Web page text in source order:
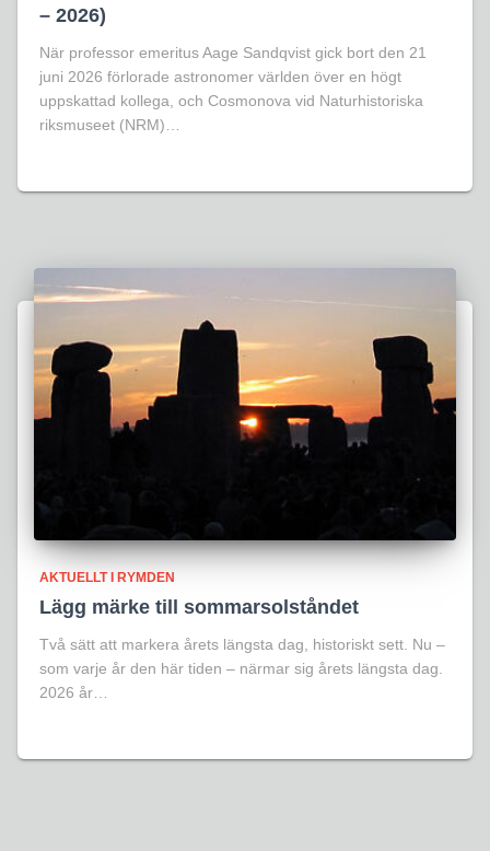
– 2026)
När professor emeritus Aage Sandqvist gick bort den 21
juni 2026 förlorade astronomer världen över en högt
uppskattad kollega, och Cosmonova vid Naturhistoriska
riksmuseet (NRM)…
AKTUELLT I RYMDEN
Lägg märke till sommarsolståndet
Två sätt att markera årets längsta dag, historiskt sett. Nu –
som varje år den här tiden – närmar sig årets längsta dag.
2026 år…